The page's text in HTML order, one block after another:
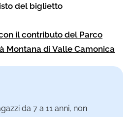
del biglietto
il contributo del Parco
Montana di Valle Camonica
da 7 a 11 anni, non